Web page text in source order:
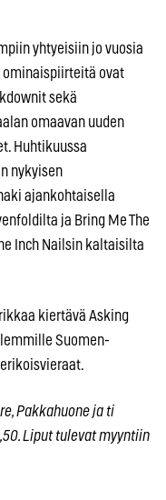
yhtyeisiin jo vuosia
ominaispiirteitä ovat
sekä
omaavan uuden
Huhtikuussa
nykyisen
ajankohtaisella
ja Bring Me The
Inch Nailsin kaltaisilta
kiertävä Asking
Suomen-
Pakkahuone ja ti
Liput tulevat myyntiin